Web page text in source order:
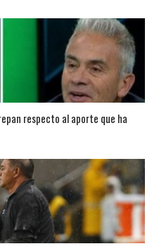
respecto al aporte que ha